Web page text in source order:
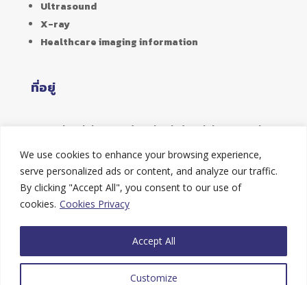
We use cookies to enhance your browsing experience,
serve personalized ads or content, and analyze our traffic.
By clicking "Accept All", you consent to our use of
cookies. Cookies Privacy
Customize
Accept All
Ultrasound
X-ray
Healthcare imaging information
ที่อยู่
356 Soi Ladphrao 94 (Panjamitr) Ladphrao Road,
Wangthonglang, Bangkok 10310
Hotline
Fax : 02-9347331